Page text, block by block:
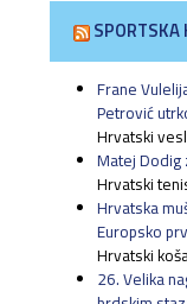
SPORTSKA
Frane
Petrović
Hrvatski
Matej Dodig
Hrvatski
Hrvatska
Europsko
Hrvatski
26. Velika